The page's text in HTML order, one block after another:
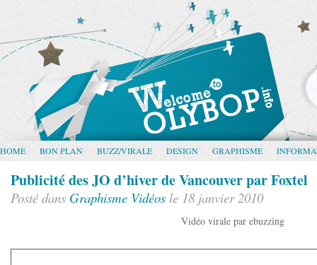
HOME BON PLAN BUZZ/VIRALE DESIGN GRAPHISME
Publicité des JO d’hiver de Vancouver par Foxtel
Posté dans Graphisme Vidéos le 18 janvier 2010
Vidéo virale par ebuzzing